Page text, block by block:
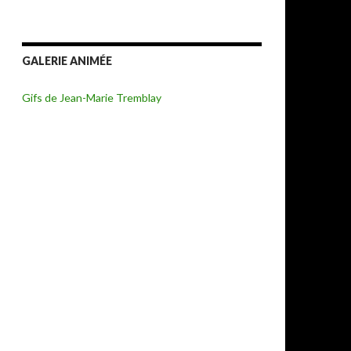
GALERIE ANIMÉE
Gifs de Jean-Marie Tremblay